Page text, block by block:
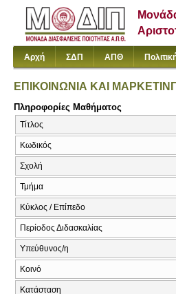
Αρχή ΣΔΠ ΑΠΘ
ΕΠΙΚΟΙΝΩΝΙΑ ΚΑΙ
Πληροφορίες Μαθήματος
Τίτλος
Κωδικός
Σχολή
Τμήμα
Κύκλος / Επίπεδο
Περίοδος Διδασκαλίας
Υπεύθυνος/η
Κοινό
Κατάσταση